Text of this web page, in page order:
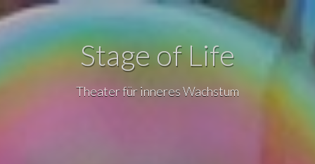
Stage of Life
Theater für inneres Wachstum